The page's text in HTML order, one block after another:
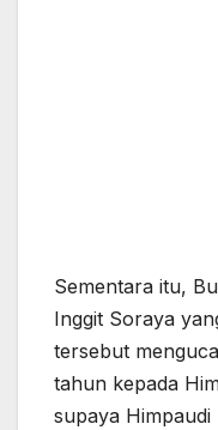
Sementara itu,
Inggit Soraya
tersebut
tahun kepada
supaya